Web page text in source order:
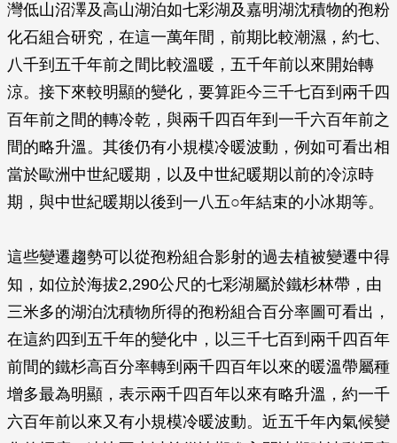
灣低山沼澤及高山湖泊如七彩湖及嘉明湖沈積物的孢粉
化石組合研究，在這一萬年間，前期比較潮濕，約七、
八千到五千年前之間比較溫暖，五千年前以來開始轉
涼。接下來較明顯的變化，要算距今三千七百到兩千四
百年前之間的轉冷乾，與兩千四百年到一千六百年前之
間的略升溫。其後仍有小規模冷暖波動，例如可看出相
當於歐洲中世紀暖期，以及中世紀暖期以前的冷涼時
期，與中世紀暖期以後到一八五○年結束的小冰期等。
這些變遷趨勢可以從孢粉組合影射的過去植被變遷中得
知，如位於海拔2,290公尺的七彩湖屬於鐵杉林帶，由
三米多的湖泊沈積物所得的孢粉組合百分率圖可看出，
在這約四到五千年的變化中，以三千七百到兩千四百年
前間的鐵杉高百分率轉到兩千四百年以來的暖溫帶屬種
增多最為明顯，表示兩千四百年以來有略升溫，約一千
六百年前以來又有小規模冷暖波動。近五千年內氣候變